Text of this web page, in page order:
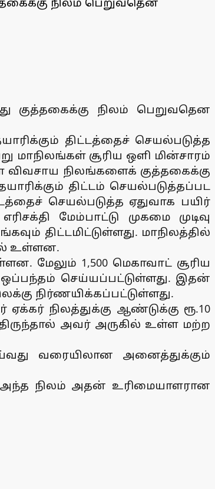
குத்தகைக்கு நிலம் பெறுவதென
திட்டத்தைச் செயல்படுத்த
மாநிலங்கள் சூரிய ஒளி மின்சாரம்
விவசாய நிலங்களைக் குத்தகைக்கு
திட்டம் செயல்படுத்தப்பட
செயல்படுத்த ஏதுவாக பயிர்
மேம்பாட்டு முகமை முடிவு
திட்டமிட்டுள்ளது. மாநிலத்தில்
உள்ளன.
மேலும் 1,500 மெகாவாட் சூரிய
ஒப்பந்தம் செய்யப்பட்டுள்ளது. இதன்
நிர்ணயிக்கப்பட்டுள்ளது.
நிலத்துக்கு ஆண்டுக்கு ரூ.10
அவர் அருகில் உள்ள மற்ற
வரையிலான அனைத்துக்கும்
அந்த நிலம் அதன் உரிமையாளரான